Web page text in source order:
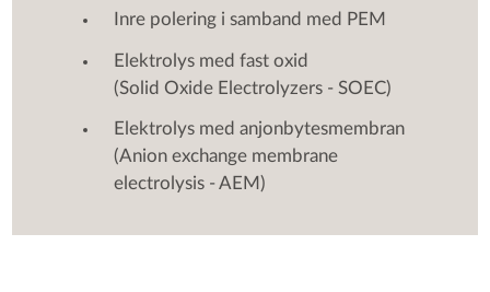
Inre polering i samband med PEM
Elektrolys med fast oxid
(Solid Oxide Electrolyzers - SOEC)
Elektrolys med anjonbytesmembran
(Anion exchange membrane
electrolysis - AEM)